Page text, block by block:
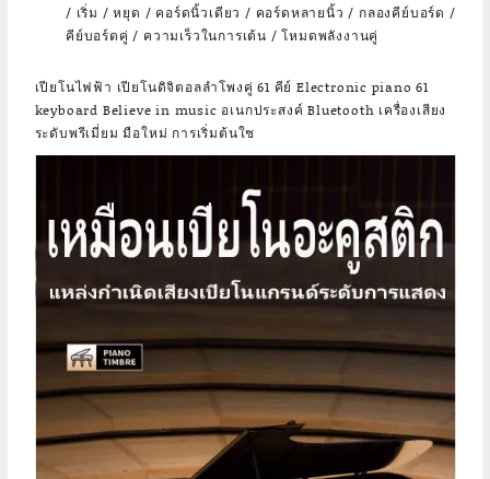
/ เริ่ม / หยุด / คอร์ดนิ้วเดียว / คอร์ดหลายนิ้ว / กลองคีย์บอร์ด /
คีย์บอร์ดคู่ / ความเร็วในการเต้น / โหมดพลังงานคู่
เปียโนไฟฟ้า เปียโนดิจิตอลลําโพงคู่ 61 คีย์ Electronic piano 61
keyboard Believe in music อเนกประสงค์ Bluetooth เครื่องเสียง
ระดับพรีเมี่ยม มือใหม่ การเริ่มต้นใช